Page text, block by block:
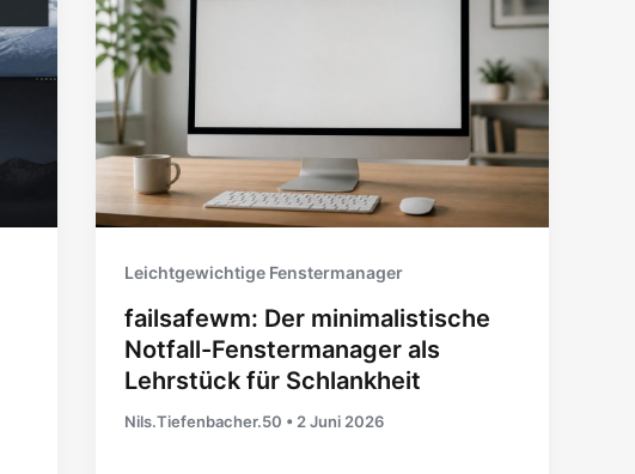
Leichtgewichtige Fenstermanager
failsafewm: Der minimalistische
Notfall-Fenstermanager als
Lehrstück für Schlankheit
Nils.Tiefenbacher.50 •2 Juni 2026